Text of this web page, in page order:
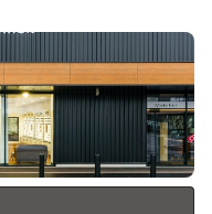
לחץ
ENTER
למידע
נוסף